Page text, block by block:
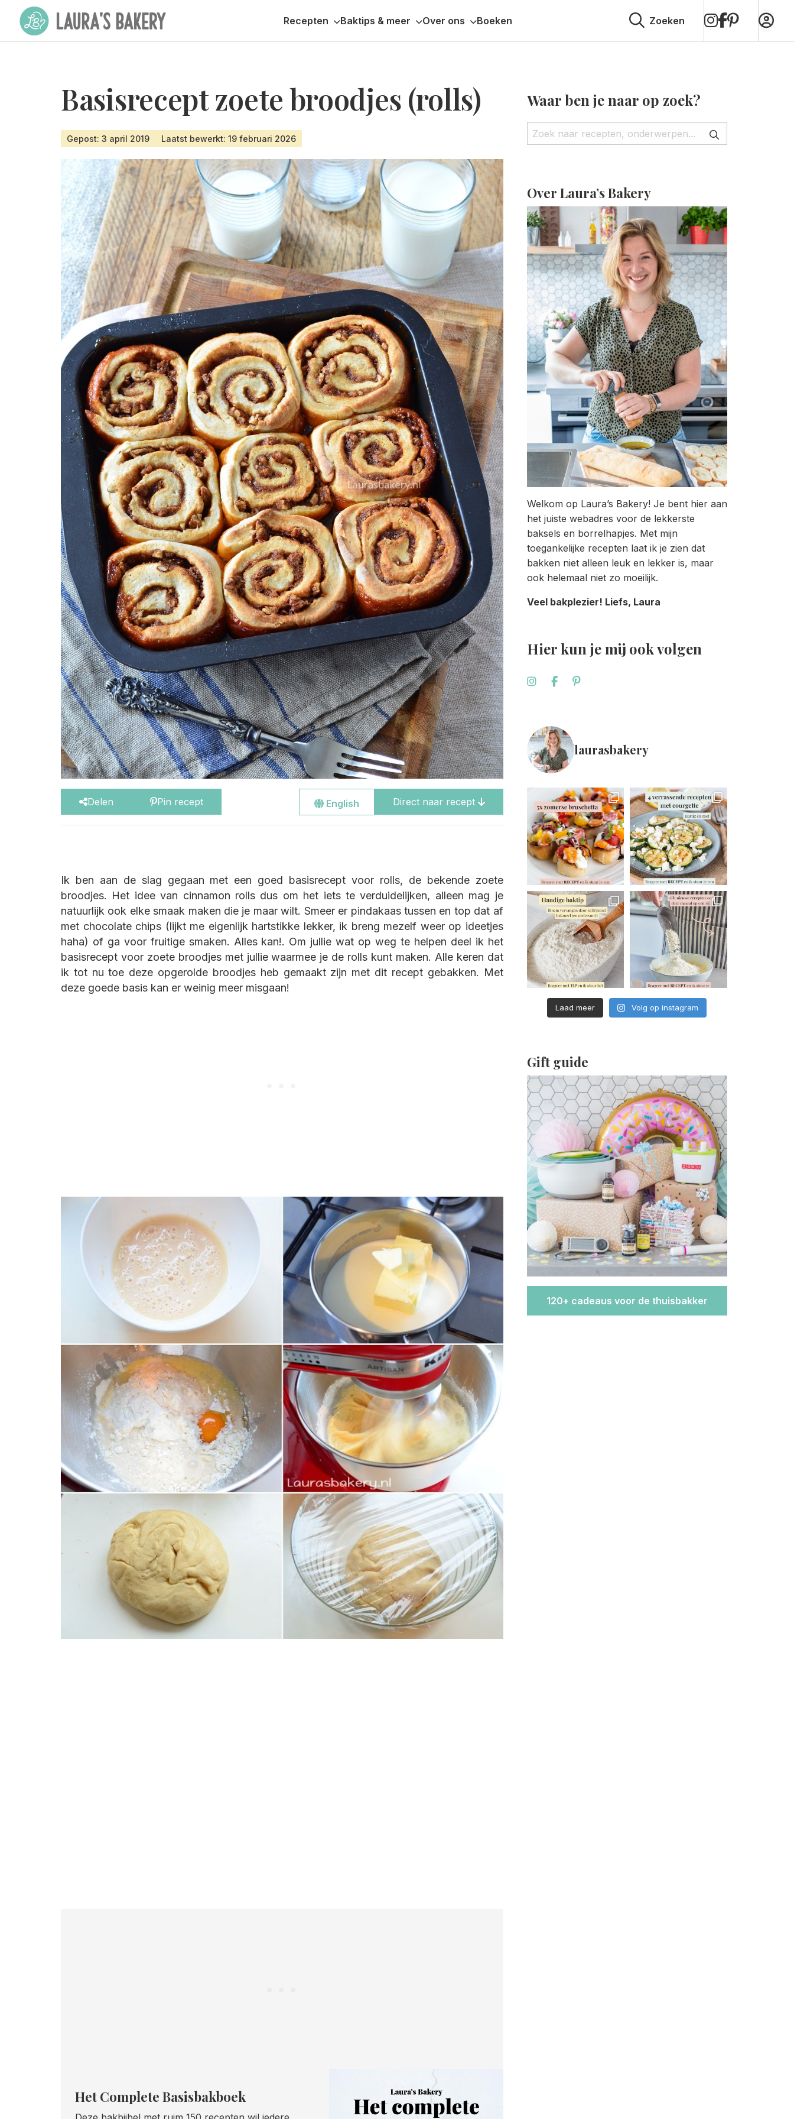
Recepten Baktips & meer Over ons Boeken Zoeken
op
Instagram
op
Facebook
op
Pinterest
Basisrecept zoete broodjes (rolls)
Gepost: 3 april 2019 Laatst bewerkt: 19 februari 2026
Delen Pin recept EnglishGo
to
Direct naar recept
Ik ben aan de slag gegaan met een goed basisrecept voor rolls, de bekende zoete
broodjes. Het idee van cinnamon rolls dus om het iets te verduidelijken, alleen mag je
natuurlijk ook elke smaak maken die je maar wilt. Smeer er pindakaas tussen en top dat af
met chocolate chips (lijkt me eigenlijk hartstikke lekker, ik breng mezelf weer op ideetjes
haha) of ga voor fruitige smaken. Alles kan!. Om jullie wat op weg te helpen deel ik het
basisrecept voor zoete broodjes met jullie waarmee je de rolls kunt maken. Alle keren dat
ik tot nu toe deze opgerolde broodjes heb gemaakt zijn met dit recept gebakken. Met
deze goede basis kan er weinig meer misgaan!
Het Complete Basisbakboek
Waar ben je naar op zoek?
Over Laura’s Bakery
Welkom op Laura’s Bakery! Je bent hier aan
het juiste webadres voor de lekkerste
baksels en borrelhapjes. Met mijn
toegankelijke recepten laat ik je zien dat
bakken niet alleen leuk en lekker is, maar
ook helemaal niet zo moeilijk.
Veel bakplezier! Liefs, Laura
Hier kun je mij ook volgen
laurasbakery
Laad meer Volg op instagram
Gift guide
120+ cadeaus voor de thuisbakker